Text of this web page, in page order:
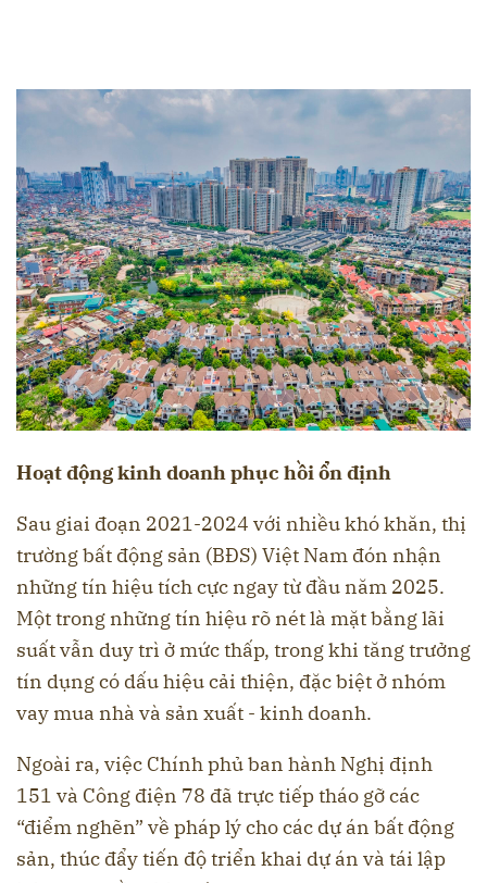
Hoạt động kinh doanh phục hồi ổn định
Sau giai đoạn 2021-2024 với nhiều khó khăn, thị
trường bất động sản (BĐS) Việt Nam đón nhận
những tín hiệu tích cực ngay từ đầu năm 2025.
Một trong những tín hiệu rõ nét là mặt bằng lãi
suất vẫn duy trì ở mức thấp, trong khi tăng trưởng
tín dụng có dấu hiệu cải thiện, đặc biệt ở nhóm
vay mua nhà và sản xuất - kinh doanh.
Ngoài ra, việc Chính phủ ban hành Nghị định
151 và Công điện 78 đã trực tiếp tháo gỡ các
“điểm nghẽn” về pháp lý cho các dự án bất động
sản, thúc đẩy tiến độ triển khai dự án và tái lập